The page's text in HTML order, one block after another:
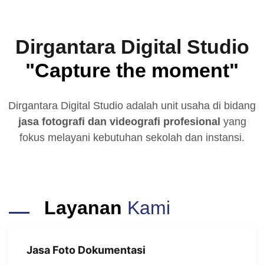
Dirgantara Digital Studio
"Capture the moment"
Dirgantara Digital Studio adalah unit usaha di bidang
jasa fotografi dan videografi profesional yang
fokus melayani kebutuhan sekolah dan instansi.
Layanan Kami
Jasa Foto Dokumentasi